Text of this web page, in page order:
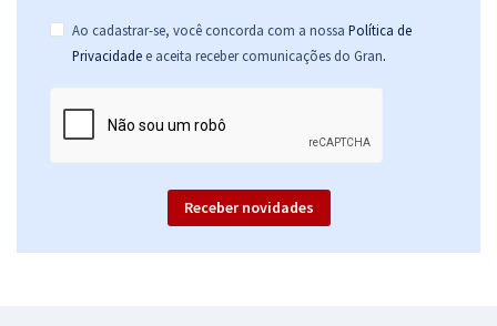
Ao cadastrar-se, você concorda com a nossa Política de
Privacidade e aceita receber comunicações do Gran.
Receber novidades